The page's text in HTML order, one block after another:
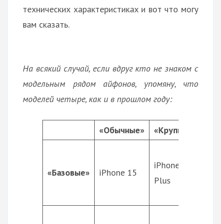
технических характеристиках и вот что могу
вам сказать.
На всякий случай, если вдруг кто не знаком с
модельным рядом айфонов, упомяну, что
моделей четыре, как и в прошлом году:
«Обычные» «Крупные»
«Базовые» iPhone 15
iPhone 15
Plus